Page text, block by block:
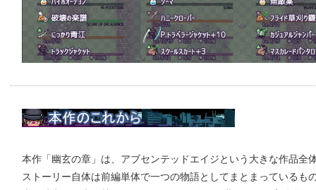
本作「幽玄の章」は、アブセンテッドエイジという大きな作品全
ストーリー自体は前編単体で一つの物語としてまとまっているも